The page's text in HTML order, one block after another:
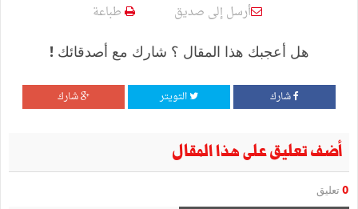
أرسل إلى صديق طباعة
هل أعجبك هذا المقال ؟ شارك مع أصدقائك !
شارك التويتر شارك
أضف تعليق على هذا المقال
0 تعليق